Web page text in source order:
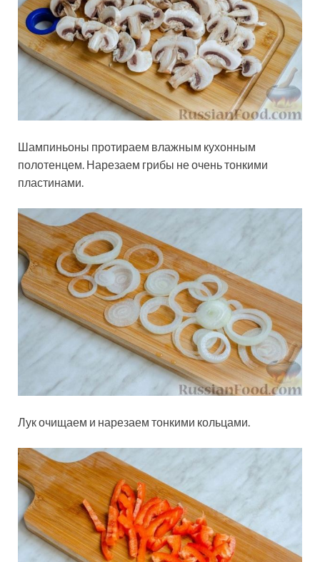
Шампиньоны протираем влажным кухонным
полотенцем. Нарезаем грибы не очень тонкими
пластинами.
Лук очищаем и нарезаем тонкими кольцами.